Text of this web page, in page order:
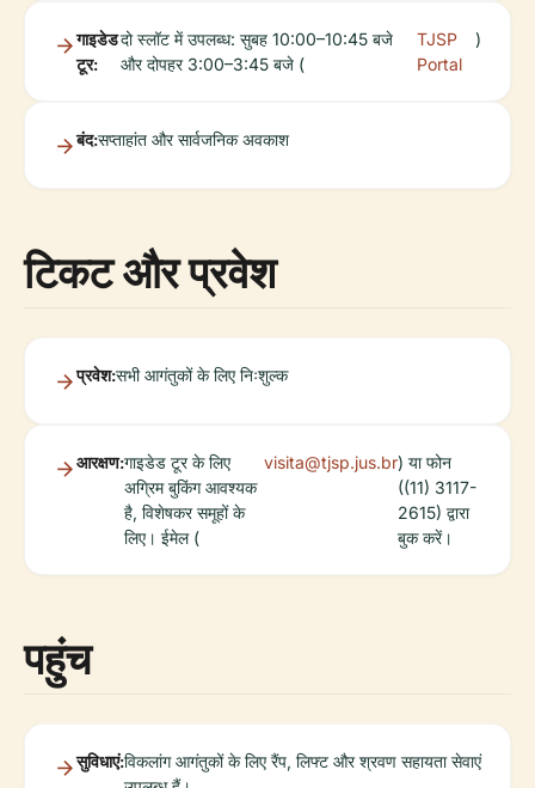
गाइडेड
टूर:
दो स्लॉट में उपलब्ध: सुबह 10:00–10:45 बजे
और दोपहर 3:00–3:45 बजे (
TJSP
Portal
)
बंद:सप्ताहांत और सार्वजनिक अवकाश
टिकट और प्रवेश
प्रवेश:सभी आगंतुकों के लिए निःशुल्क
आरक्षण:गाइडेड टूर के लिए
अग्रिम बुकिंग आवश्यक
है, विशेषकर समूहों के
लिए। ईमेल (
visita@tjsp.jus.br) या फोन
((11) 3117-
2615) द्वारा
बुक करें।
पहुंच
सुविधाएं:विकलांग आगंतुकों के लिए रैंप, लिफ्ट और श्रवण सहायता सेवाएं